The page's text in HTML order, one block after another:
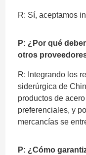
R: Sí, aceptamos
P: ¿Por qué
otros
R: Integrando los
siderúrgica de
productos de
preferenciales, y
mercancías se
P: ¿Cómo